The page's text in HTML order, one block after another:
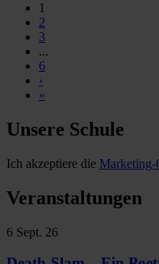
1
2
3
...
6
›
»
Unsere Schule
Ich akzeptiere die Marketing-
Veranstaltungen
6 Sept. 26